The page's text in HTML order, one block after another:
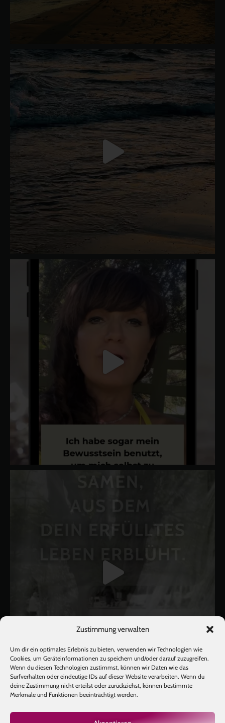
Zustimmung verwalten
Um dir ein optimales Erlebnis zu bieten, verwenden wir Technologien wie
Cookies, um Geräteinformationen zu speichern und/oder darauf zuzugreifen.
Wenn du diesen Technologien zustimmst, können wir Daten wie das
Surfverhalten oder eindeutige IDs auf dieser Website verarbeiten. Wenn du
deine Zustimmung nicht erteilst oder zurückziehst, können bestimmte
Merkmale und Funktionen beeinträchtigt werden.
Mehr laden Auf Instagram folgen